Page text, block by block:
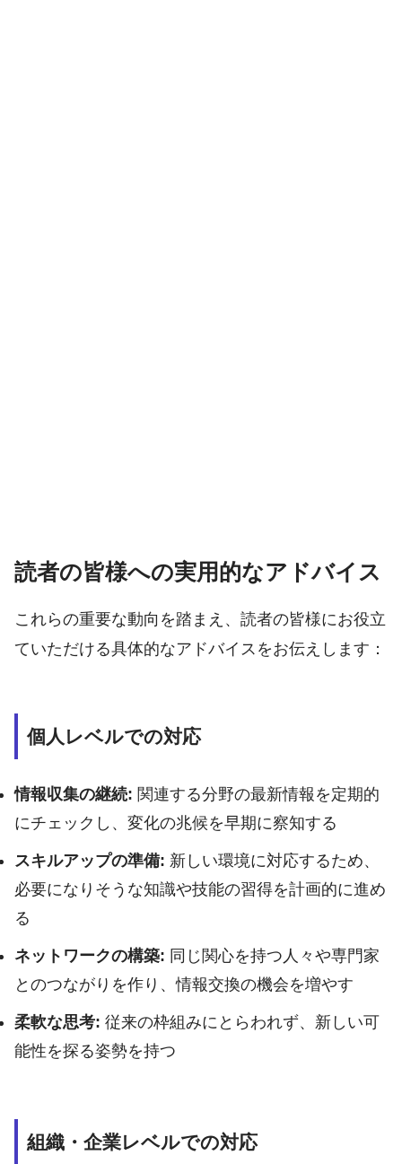
読者の皆様への実用的なアドバイス
これらの重要な動向を踏まえ、読者の皆様にお役立
ていただける具体的なアドバイスをお伝えします：
個人レベルでの対応
情報収集の継続: 関連する分野の最新情報を定期的
にチェックし、変化の兆候を早期に察知する
スキルアップの準備: 新しい環境に対応するため、
必要になりそうな知識や技能の習得を計画的に進め
る
ネットワークの構築: 同じ関心を持つ人々や専門家
とのつながりを作り、情報交換の機会を増やす
柔軟な思考: 従来の枠組みにとらわれず、新しい可
能性を探る姿勢を持つ
組織・企業レベルでの対応